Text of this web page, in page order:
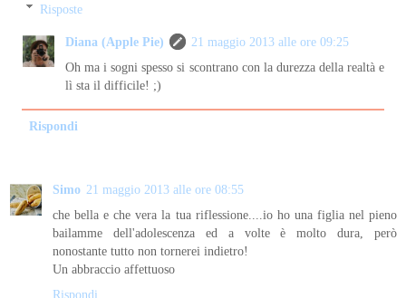
Risposte
Diana (Apple Pie)
21 maggio 2013 alle ore 09:25
Oh ma i sogni spesso si scontrano con la durezza della realtà e
lì sta il difficile! ;)
Rispondi
Simo 21 maggio 2013 alle ore 08:55
che bella e che vera la tua riflessione....io ho una figlia nel pieno
bailamme dell'adolescenza ed a volte è molto dura, però
nonostante tutto non tornerei indietro!
Un abbraccio affettuoso
Rispondi